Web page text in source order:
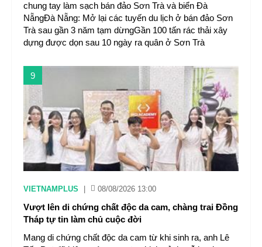
chung tay làm sạch bán đảo Sơn Trà và biển Đà
NẵngĐà Nẵng: Mở lại các tuyến du lịch ở bán đảo Sơn
Trà sau gần 3 năm tạm dừngGần 100 tấn rác thải xây
dựng được dọn sau 10 ngày ra quân ở Sơn Trà
9
VIETNAMPLUS 08/08/2026 13:00
Vượt lên di chứng chất độc da cam, chàng trai Đồng
Tháp tự tin làm chủ cuộc đời
Mang di chứng chất độc da cam từ khi sinh ra, anh Lê